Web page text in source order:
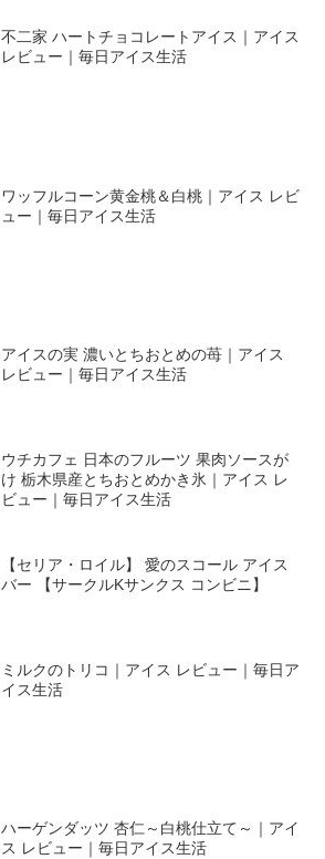
不二家 ハートチョコレートアイス｜アイス
レビュー｜毎日アイス生活
ワッフルコーン黄金桃＆白桃｜アイス レビ
ュー｜毎日アイス生活
アイスの実 濃いとちおとめの苺｜アイス
レビュー｜毎日アイス生活
ウチカフェ 日本のフルーツ 果肉ソースが
け 栃木県産とちおとめかき氷｜アイス レ
ビュー｜毎日アイス生活
【セリア・ロイル】 愛のスコール アイス
バー 【サークルKサンクス コンビニ】
ミルクのトリコ｜アイス レビュー｜毎日ア
イス生活
ハーゲンダッツ 杏仁～白桃仕立て～｜アイ
ス レビュー｜毎日アイス生活